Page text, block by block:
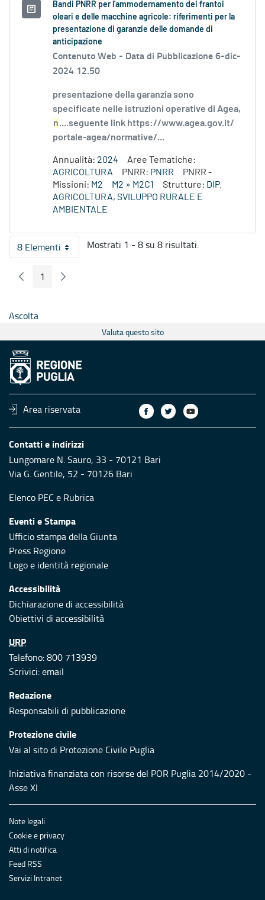
Bandi PNRR per l'ammodernamento dei frantoi
oleari e delle macchine agricole: riferimenti per la
presentazione di garanzie delle domande di
anticipazione
Contenuto Web - Data di Pubblicazione 6-dic-
2024 12.50
presentazione della garanzia sono
specificate nelle istruzioni operative di Agea,
n....seguente link https://www.agea.gov.it/
portale-agea/normative/...
Annualità: 2024
Aree Tematiche:
AGRICOLTURA
PNRR: PNRR
PNRR -
Missioni: M2 M2 » M2C1 Strutture: DIP.
AGRICOLTURA, SVILUPPO RURALE E
AMBIENTALE
8 ElementiPer pagina
Mostrati 1 - 8 su 8 risultati.
Pagina Precedente
Pagina
1 Pagina Seguente
Ascolta
Valuta questo sito
Area riservata
Contatti e indirizzi
Lungomare N. Sauro, 33 - 70121 Bari
Via G. Gentile, 52 - 70126 Bari
Elenco PEC e Rubrica
Eventi e Stampa
Ufficio stampa della Giunta
Press Regione
Logo e identità regionale
Accessibilità
Dichiarazione di accessibilità
Obiettivi di accessibilità
URP
Telefono: 800 713939
Scrivici:email
Redazione
Responsabili di pubblicazione
Protezione civile
Vai al sito di Protezione Civile Puglia
Iniziativa finanziata con risorse del POR Puglia 2014/2020 -
Asse XI
Note legali
Cookie e privacy
Atti di notifica
Feed RSS
Servizi Intranet